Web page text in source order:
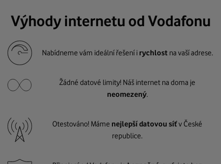
Výhody internetu od Vodafonu
Nabídneme vám ideální řešení i rychlost na vaší adrese.
Žádné datové limity! Náš internet na doma je
neomezený.
Otestováno! Máme nejlepší datovou síťv České
republice.